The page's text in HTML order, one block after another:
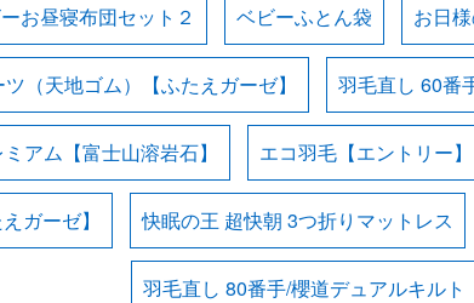
お昼寝布団セット２ ベビーふとん袋 お日
（天地ゴム）【ふたえガーゼ】 羽毛直し 60番
アム【富士山溶岩石】 エコ羽毛【エントリー】
ガーゼ】 快眠の王 超快朝 3つ折りマットレス
羽毛直し 80番手/櫻道デュアルキルト